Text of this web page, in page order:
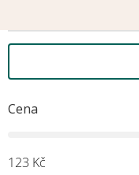
Cena
123 Kč